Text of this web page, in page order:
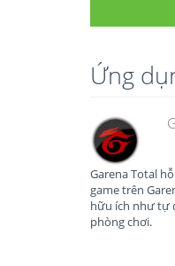
Ứng
Garena Total
game trên
hữu ích như tự
phòng chơi.